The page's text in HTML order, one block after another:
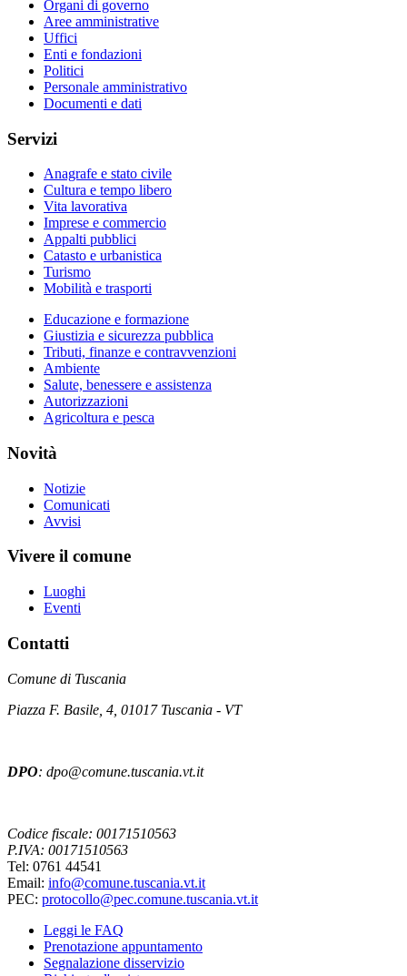
Organi di governo
Aree amministrative
Uffici
Enti e fondazioni
Politici
Personale amministrativo
Documenti e dati
Servizi
Anagrafe e stato civile
Cultura e tempo libero
Vita lavorativa
Imprese e commercio
Appalti pubblici
Catasto e urbanistica
Turismo
Mobilità e trasporti
Educazione e formazione
Giustizia e sicurezza pubblica
Tributi, finanze e contravvenzioni
Ambiente
Salute, benessere e assistenza
Autorizzazioni
Agricoltura e pesca
Novità
Notizie
Comunicati
Avvisi
Vivere il comune
Luoghi
Eventi
Contatti
Comune di Tuscania
Piazza F. Basile, 4, 01017 Tuscania - VT
DPO: dpo@comune.tuscania.vt.it
Codice fiscale: 00171510563
P.IVA: 00171510563
Tel: 0761 44541
Email: info@comune.tuscania.vt.it
PEC: protocollo@pec.comune.tuscania.vt.it
Leggi le FAQ
Prenotazione appuntamento
Segnalazione disservizio